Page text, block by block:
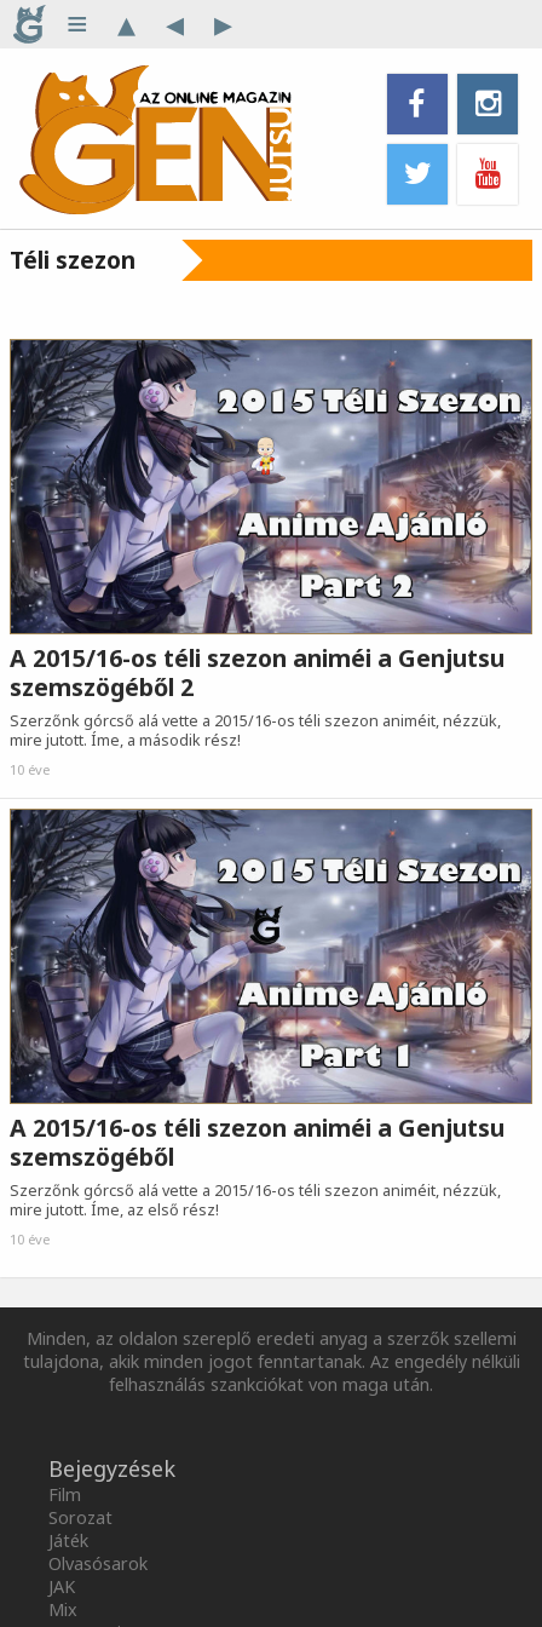
≡ ▴ ◂ ▸
Téli szezon
A 2015/16-os téli szezon animéi a Genjutsu
szemszögéből 2
Szerzőnk górcső alá vette a 2015/16-os téli szezon animéit, nézzük,
mire jutott. Íme, a második rész!
10 éve
A 2015/16-os téli szezon animéi a Genjutsu
szemszögéből
Szerzőnk górcső alá vette a 2015/16-os téli szezon animéit, nézzük,
mire jutott. Íme, az első rész!
10 éve
Minden, az oldalon szereplő eredeti anyag a szerzők szellemi
tulajdona, akik minden jogot fenntartanak. Az engedély nélküli
felhasználás szankciókat von maga után.
Bejegyzések
Film
Sorozat
Játék
Olvasósarok
JAK
Mix